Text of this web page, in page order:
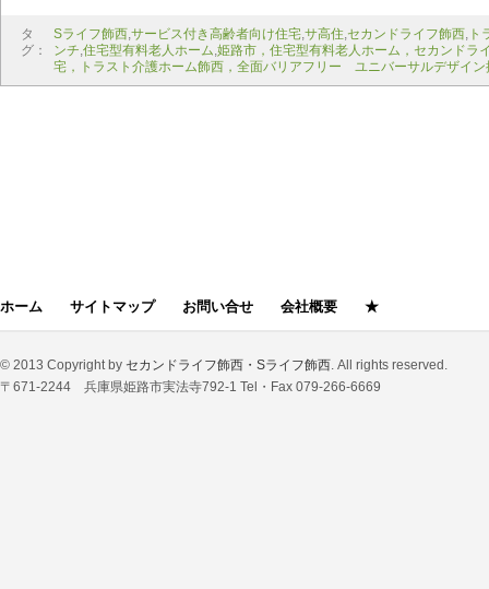
タ
グ：
Sライフ飾西,サービス付き高齢者向け住宅,サ高住,セカンドライフ飾西, ト
ンチ,住宅型有料老人ホーム,姫路市，住宅型有料老人ホーム，セカンドラ
宅，トラスト介護ホーム飾西，全面バリアフリー ユニバーサルデザイン
ホーム サイトマップ お問い合せ 会社概要 ★
© 2013 Copyright by セカンドライフ飾西・Sライフ飾西. All rights reserved.
〒671-2244 兵庫県姫路市実法寺792-1 Tel・Fax 079-266-6669